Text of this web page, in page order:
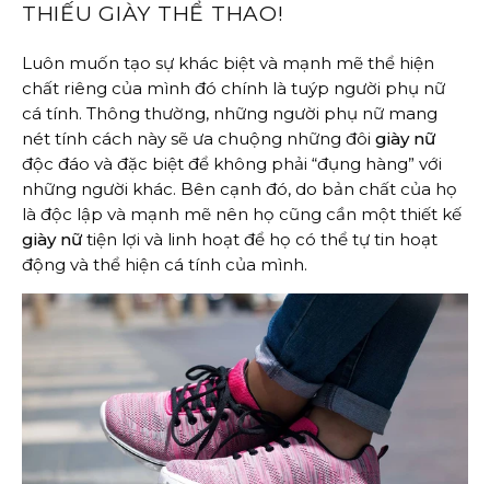
THIẾU GIÀY THỂ THAO!
Luôn muốn tạo sự khác biệt và mạnh mẽ thể hiện
chất riêng của mình đó chính là tuýp người phụ nữ
cá tính. Thông thường, những người phụ nữ mang
nét tính cách này sẽ ưa chuộng những đôi giày nữ
độc đáo và đặc biệt để không phải “đụng hàng” với
những người khác. Bên cạnh đó, do bản chất của họ
là độc lập và mạnh mẽ nên họ cũng cần một thiết kế
giày nữtiện lợi và linh hoạt để họ có thể tự tin hoạt
động và thể hiện cá tính của mình.